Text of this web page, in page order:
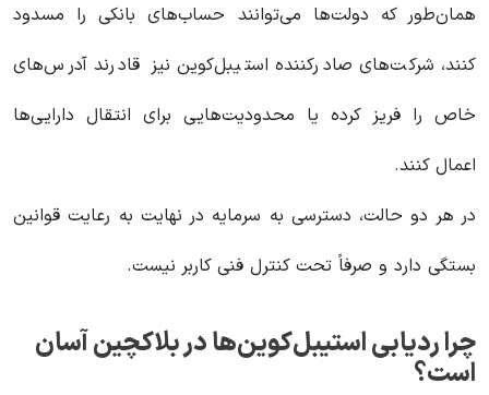
همان‌طور که دولت‌ها می‌توانند حساب‌های بانکی را مسدود
کنند، شرکت‌های صادرکننده استیبل‌کوین نیز قادرند آدرس‌های
خاص را فریز کرده یا محدودیت‌هایی برای انتقال دارایی‌ها
اعمال کنند.
در هر دو حالت، دسترسی به سرمایه در نهایت به رعایت قوانین
بستگی دارد و صرفاً تحت کنترل فنی کاربر نیست.
چرا ردیابی استیبل‌کوین‌ها در بلاکچین آسان
است؟